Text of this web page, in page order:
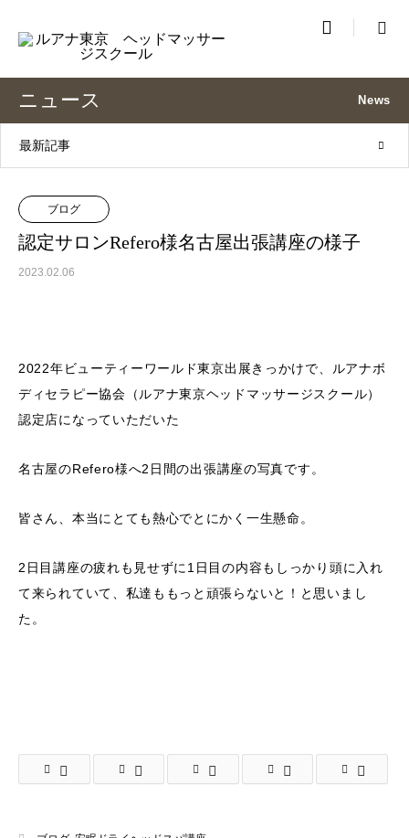

ニュース News
最新記事
ブログ
認定サロンRefero様名古屋出張講座の様子
2023.02.06
2022年ビューティーワールド東京出展きっかけで、ルアナボ
ディセラピー協会（ルアナ東京ヘッドマッサージスクール）
認定店になっていただいた
名古屋のRefero様へ2日間の出張講座の写真です。
皆さん、本当にとても熱心でとにかく一生懸命。
2日目講座の疲れも見せずに1日目の内容もしっかり頭に入れ
て来られていて、私達ももっと頑張らないと！と思いまし
た。